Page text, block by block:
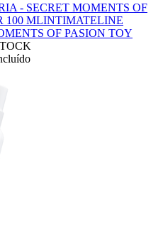
- SECRET MOMENTS OF
100 MLINTIMATELINE
OF PASION TOY